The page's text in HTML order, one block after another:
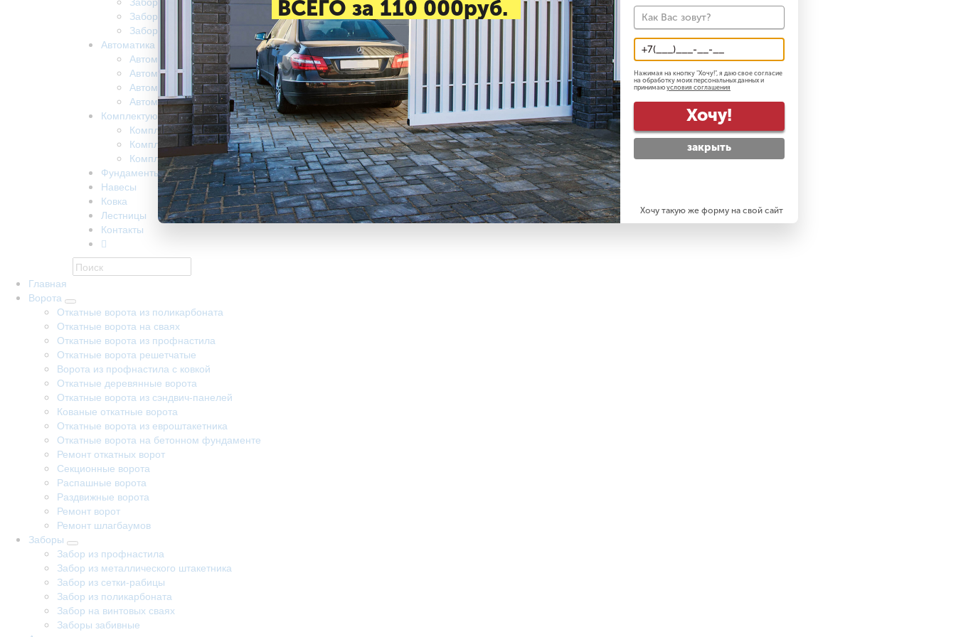
Забор на винтовых сваях
Заборы забивные
Автоматика
Автоматика для ворот came
Автоматика для откатных ворот nice
Автоматика Doorhan
Автоматика R-Tech
Комплектующие
Комплектующие КАВ
Комплектующие Alutech
Комплектующие Ролтэк
Фундаменты
Навесы
Ковка
Лестницы
Контакты
Главная
Ворота
Откатные ворота из поликарбоната
Откатные ворота на сваях
Откатные ворота из профнастила
Откатные ворота решетчатые
Ворота из профнастила с ковкой
Откатные деревянные ворота
Откатные ворота из сэндвич-панелей
Кованые откатные ворота
Откатные ворота из евроштакетника
Откатные ворота на бетонном фундаменте
Ремонт откатных ворот
Секционные ворота
Распашные ворота
Раздвижные ворота
Ремонт ворот
Ремонт шлагбаумов
Заборы
Забор из профнастила
Забор из металлического штакетника
Забор из сетки-рабицы
Забор из поликарбоната
Забор на винтовых сваях
Заборы забивные
ВСЕГО за 110 000руб.
Нажимая на кнопку "Хочу!", я даю свое согласие
на обработку моих персональных данных и
принимаю условия соглашения
Хочу!
закрыть
Хочу такую же форму на свой сайт